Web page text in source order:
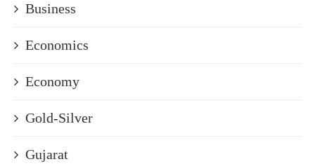
Business
Economics
Economy
Gold-Silver
Gujarat